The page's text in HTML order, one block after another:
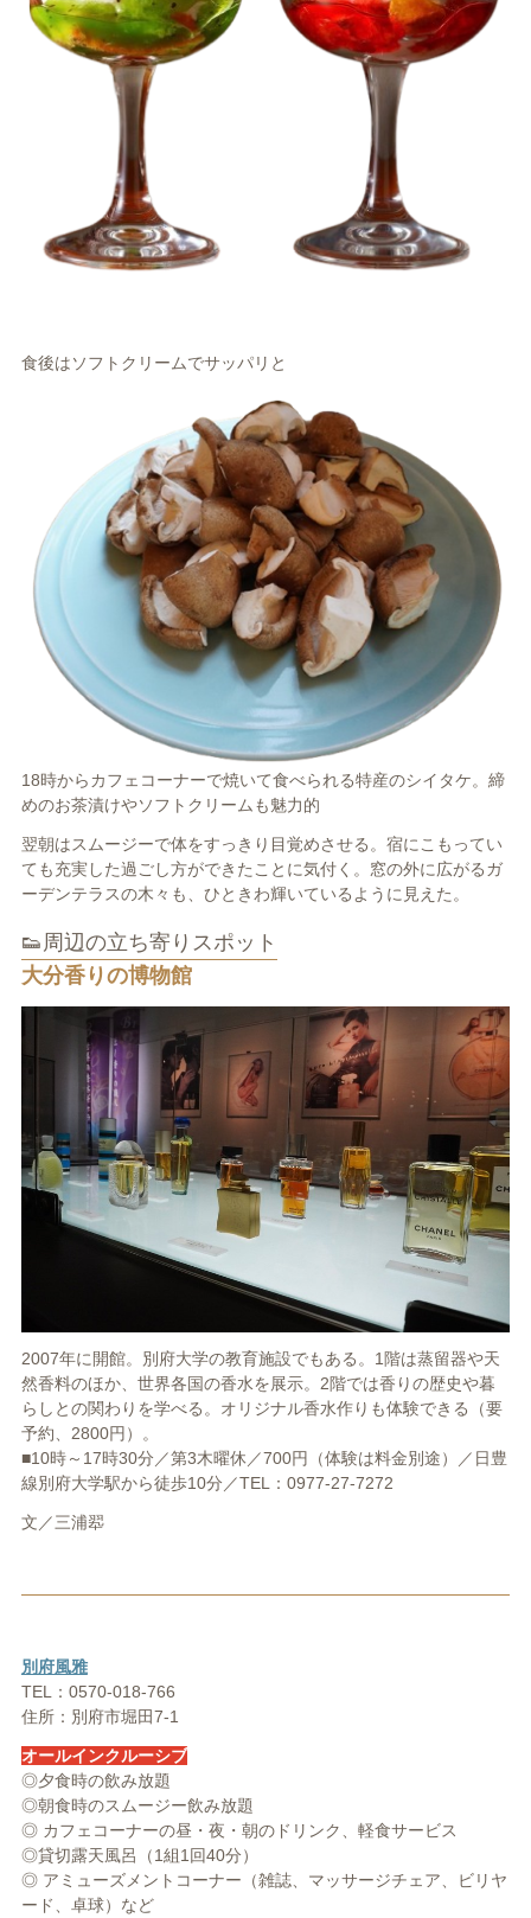
食後はソフトクリームでサッパリと
18時からカフェコーナーで焼いて食べられる特産のシイタケ。締
めのお茶漬けやソフトクリームも魅力的
翌朝はスムージーで体をすっきり目覚めさせる。宿にこもってい
ても充実した過ごし方ができたことに気付く。窓の外に広がるガ
ーデンテラスの木々も、ひときわ輝いているように見えた。
👟周辺の立ち寄りスポット
大分香りの博物館
2007年に開館。別府大学の教育施設でもある。1階は蒸留器や天
然香料のほか、世界各国の香水を展示。2階では香りの歴史や暮
らしとの関わりを学べる。オリジナル香水作りも体験できる（要
予約、2800円）。
■10時～17時30分／第3木曜休／700円（体験は料金別途）／日豊
線別府大学駅から徒歩10分／TEL：0977-27-7272
文／三浦翆
別府風雅
TEL：0570-018-766
住所：別府市堀田7-1
オールインクルーシブ
◎夕食時の飲み放題
◎朝食時のスムージー飲み放題
◎ カフェコーナーの昼・夜・朝のドリンク、軽食サービス
◎貸切露天風呂（1組1回40分）
◎ アミューズメントコーナー（雑誌、マッサージチェア、ビリヤ
ード、卓球）など